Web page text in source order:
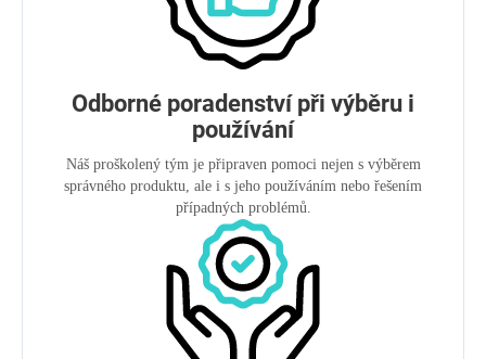
Odborné poradenství při výběru i
používání
Náš proškolený tým je připraven pomoci nejen s výběrem
správného produktu, ale i s jeho používáním nebo řešením
případných problémů.